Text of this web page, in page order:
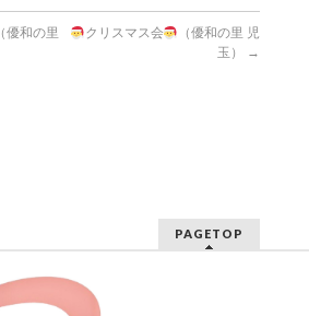
（優和の里
クリスマス会
（優和の里 児
玉）
→
PAGETOP